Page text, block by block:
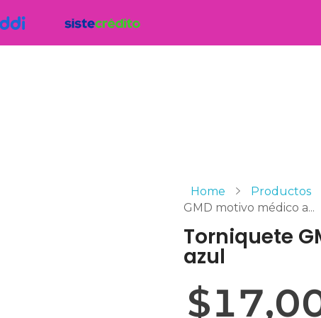
Home Productos
GMD motivo médico a...
Torniquete
azul
$